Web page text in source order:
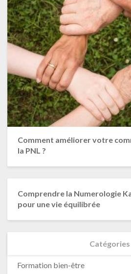
Comment améliorer votre
la PNL ?
Comprendre la Numerologie
pour une vie équilibrée
Catégories
Formation bien-être